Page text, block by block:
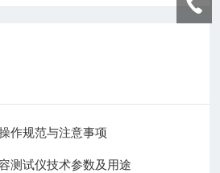
作规范与注意事项
测试仪技术参数及用途